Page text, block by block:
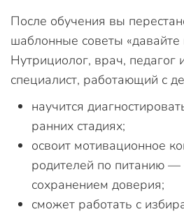
После обучения вы
шаблонные советы «давайте
Нутрициолог, врач, педагог
специалист, работающий с
научится
ранних стадиях;
освоит мотивационное
родителей по питанию —
сохранением доверия;
сможет работать с